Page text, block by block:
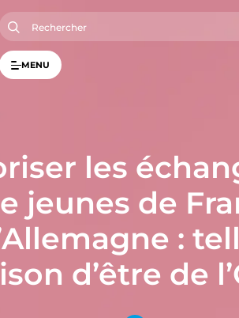
MENU
les
jeunes de
:
d’être de